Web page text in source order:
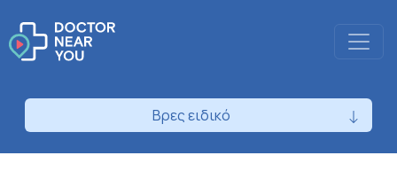
Βρες ειδικό